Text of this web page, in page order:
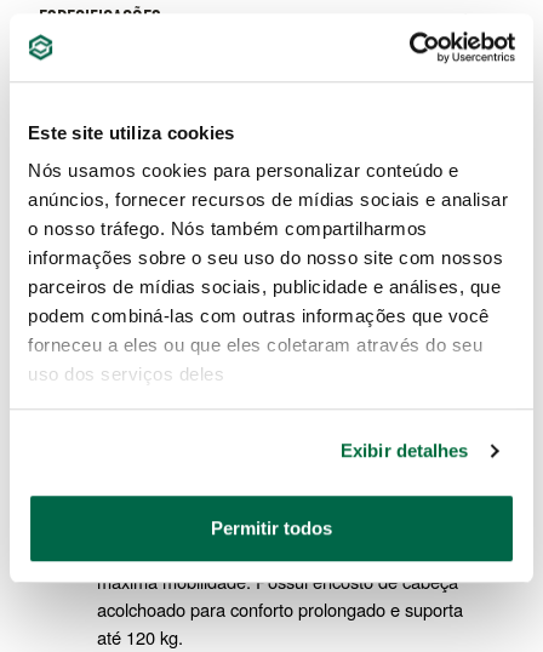
Este site utiliza cookies
Nós usamos cookies para personalizar conteúdo e
anúncios, fornecer recursos de mídias sociais e analisar
o nosso tráfego. Nós também compartilharmos
informações sobre o seu uso do nosso site com nossos
parceiros de mídias sociais, publicidade e análises, que
podem combiná-las com outras informações que você
forneceu a eles ou que eles coletaram através do seu
uso dos serviços deles
Exibir detalhes
Permitir todos
ESPECIFICAÇÕES
SOBRE A LINHA DE ESTEIRAS PARA
MECÂNICO SATA
A SATA desenvolveu sua linha de esteiras para
mecânico pensando no profissional que busca
Esteira Para Mecânico ST95999SC –
Estrutura de plástico rígido de alta resistência,
máxima mobilidade. Possui encosto de cabeça
acolchoado para conforto prolongado e suporta
até 120 kg.